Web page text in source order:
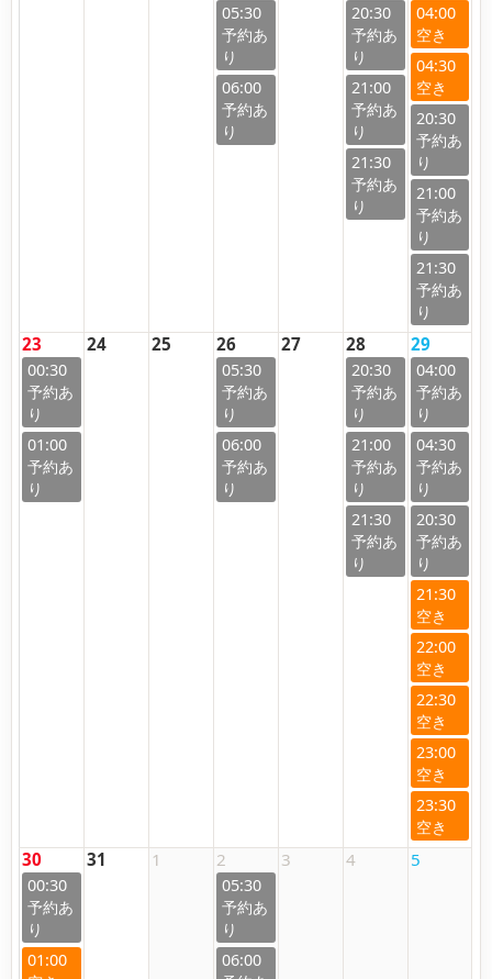
05:30
06:00
20:30
21:00
21:30
04:00
04:30
20:30
21:00
21:30
23
00:30
01:00
24 25 26
05:30
06:00
27 28
20:30
21:00
21:30
29
04:00
04:30
20:30
21:30
22:00
22:30
23:00
23:30
30
00:30
01:00
31 1 2
05:30
06:00
3 4 5